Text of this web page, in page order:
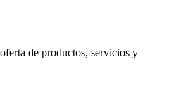
de productos, servicios y